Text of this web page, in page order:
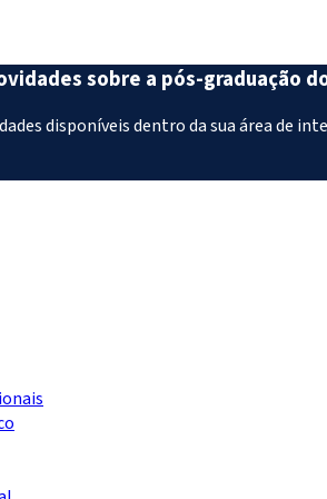
sobre a pós-graduação
disponíveis dentro da sua área de